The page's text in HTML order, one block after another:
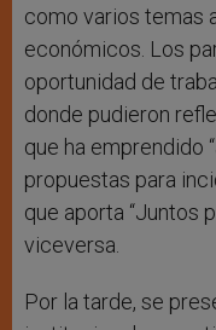
como varios temas
económicos. Los
oportunidad de
donde pudieron
que ha emprendido
propuestas para
que aporta “Juntos
viceversa.
Por la tarde, se